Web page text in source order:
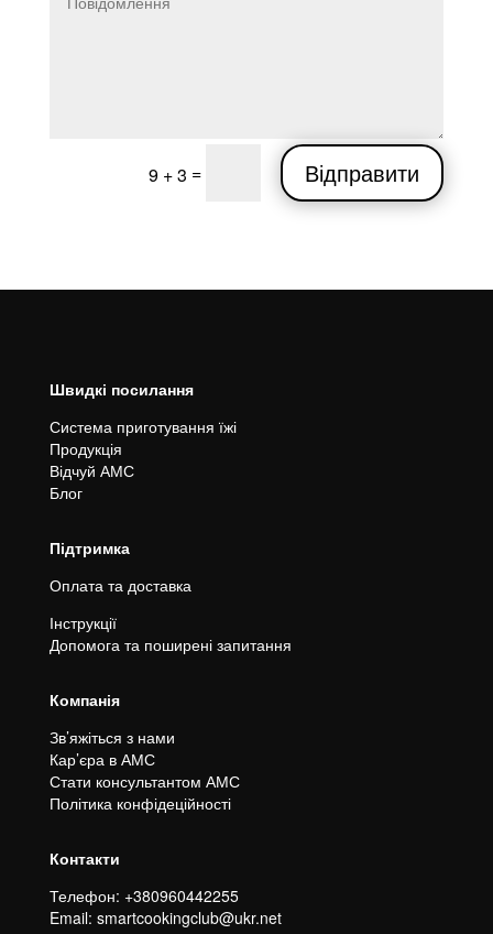
9 + 3 = Відправити
Швидкі посилання
Система приготування їжі
Продукція
Відчуй АМС
Блог
Підтримка
Оплата та доставка
Інструкції
Допомога та поширені запитання
Компанія
Зв’яжіться з нами
Кар’єра в АМС
Стати консультантом АМС
Політика конфідеційності
Контакти
Телефон: +380960442255
Email: smartcookingclub@ukr.net